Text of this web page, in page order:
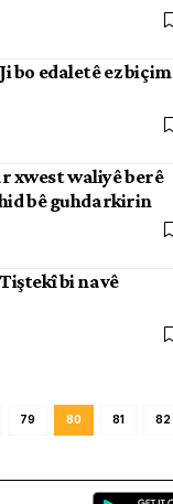
bo edaletê ez biçim
xwest waliyê berê
bê guhdarkirin
bi navê
79 80 81 82